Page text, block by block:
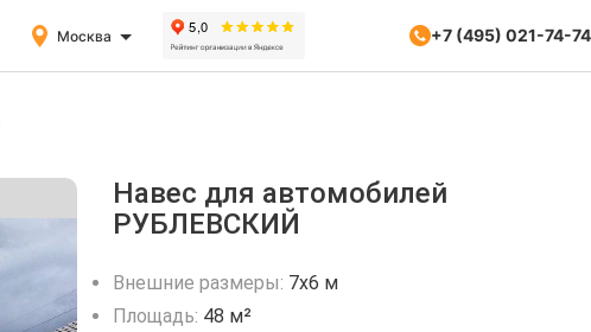
Москва +7 (495) 021-74-74
Навес для автомобилей
РУБЛЕВСКИЙ
Внешние размеры: 7х6 м
Площадь: 48 м²